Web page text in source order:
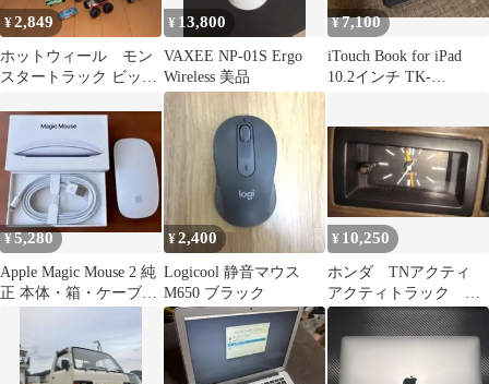
¥2,849
ホットウィール モン
スタートラック ビッグ
プレイセット
¥ 13,800
VAXEE NP-01S Ergo
Wireless 美品
¥7,100
iTouch Book for iPad
10.2インチ TK-
¥5,280
Apple Magic Mouse 2 純
正 本体・箱・ケーブル
¥2,400
Logicool 静音マウス
M650 ブラック
¥ 10,250
ホンダ TNアクティ
アクティトラック 純
正アナログ時計 動作
品 中古 レトロ